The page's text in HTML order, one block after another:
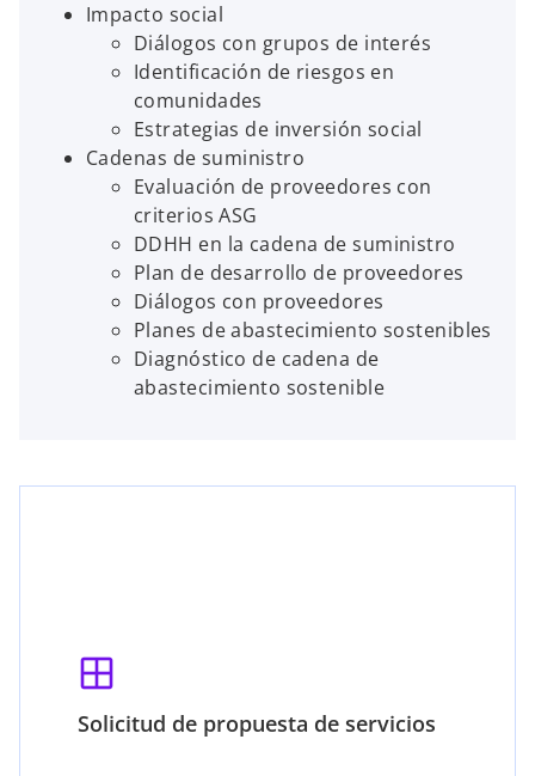
Impacto social
Diálogos con grupos de interés
Identificación de riesgos en
comunidades
Estrategias de inversión social
Cadenas de suministro
Evaluación de proveedores con
criterios ASG
DDHH en la cadena de suministro
Plan de desarrollo de proveedores
Diálogos con proveedores
Planes de abastecimiento sostenibles
Diagnóstico de cadena de
abastecimiento sostenible
window
Solicitud de propuesta de servicios